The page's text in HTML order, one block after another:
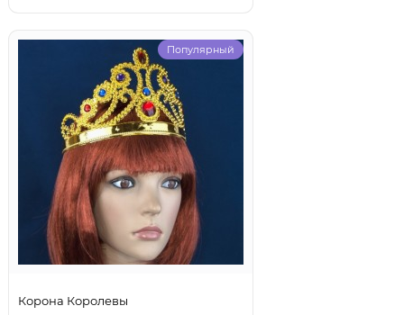
Популярный
Корона Королевы